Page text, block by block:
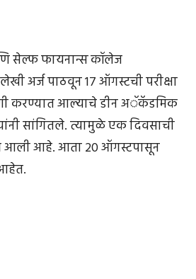
सेल्फ फायनान्स कॉलेज
अर्ज पाठवून 17 ऑगस्टची परीक्षा
करण्यात आल्याचे डीन अॅकॅडमिक
सांगितले. त्यामुळे एक दिवसाची
आली आहे. आता 20 ऑगस्टपासून